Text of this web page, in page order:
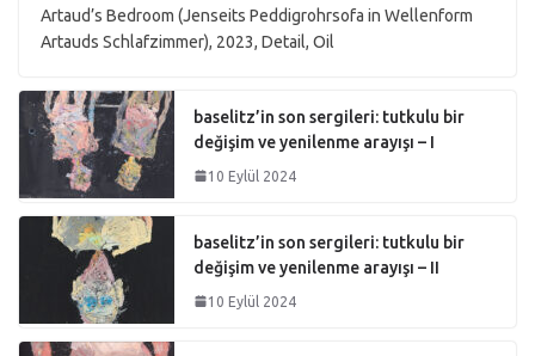
Artaud’s Bedroom (Jenseits Peddigrohrsofa in Wellenform
Artauds Schlafzimmer), 2023, Detail, Oil
baselitz’in son sergileri: tutkulu bir
değişim ve yenilenme arayışı – I
10 Eylül 2024
baselitz’in son sergileri: tutkulu bir
değişim ve yenilenme arayışı – II
10 Eylül 2024